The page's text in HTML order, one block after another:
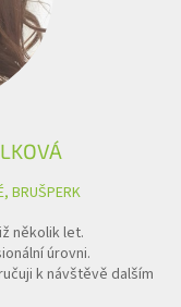
BRUŠPERK
několik let.
úrovni.
k návštěvě dalším